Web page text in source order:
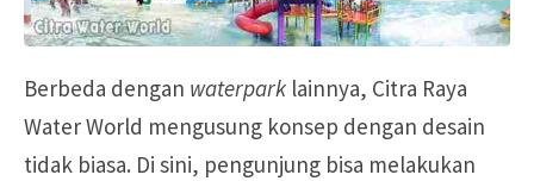
Berbeda dengan waterpark lainnya, Citra Raya
Water World mengusung konsep dengan desain
tidak biasa. Di sini, pengunjung bisa melakukan